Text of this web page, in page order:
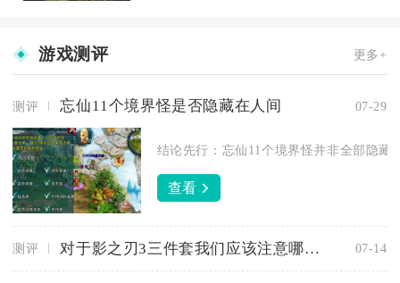
游戏测评 更多+
测评 忘仙11个境界怪是否隐藏在人间 07-29
结论先行：忘仙11个境界怪并非全部隐藏
查看
测评 对于影之刃3三件套我们应该注意哪些效果 07-14